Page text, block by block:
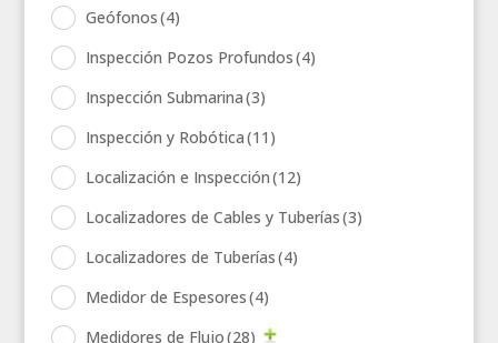
Geófonos(4)
Inspección Pozos Profundos(4)
Inspección Submarina(3)
Inspección y Robótica(11)
Localización e Inspección(12)
Localizadores de Cables y Tuberías(3)
Localizadores de Tuberías(4)
Medidor de Espesores(4)
Medidores de Flujo(28)